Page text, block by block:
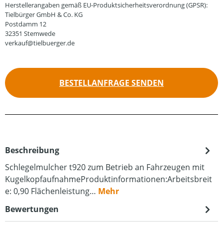
Herstellerangaben gemäß EU-Produktsicherheitsverordnung (GPSR):
Tielbürger GmbH & Co. KG
Postdamm 12
32351 Stemwede
verkauf@tielbuerger.de
BESTELLANFRAGE SENDEN
Beschreibung
Schlegelmulcher t920 zum Betrieb an Fahrzeugen mit
KugelkopfaufnahmeProduktinformationen:Arbeitsbreit
e: 0,90 Flächenleistung… Mehr
Bewertungen